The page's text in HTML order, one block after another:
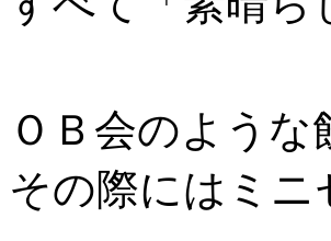
ＯＢ会のよう
その際にはミ